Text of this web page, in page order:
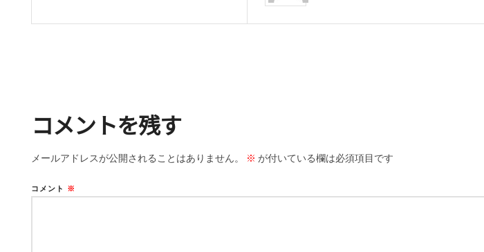
コメントを残す
メールアドレスが公開されることはありません。 ※ が付いている欄は必須項目です
コメント ※